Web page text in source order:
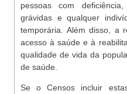
pessoas com
grávidas e qualquer
temporária. Além disso, a
acesso à saúde e à
qualidade de vida da
de saúde.
Se o Censos incluir